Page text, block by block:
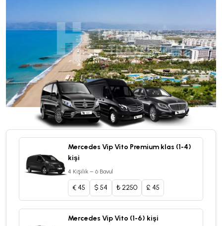
Mercedes Vip Vito Premium klas (1-4)
kişi
4 Kişilik – 6 Bavul
€ 45 $ 54 ₺ 2250 £ 45
Mercedes Vip Vito (1-6) kişi